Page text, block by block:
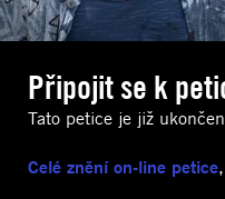
Připojit se k
Tato petice je již
Celé znění on-line petice